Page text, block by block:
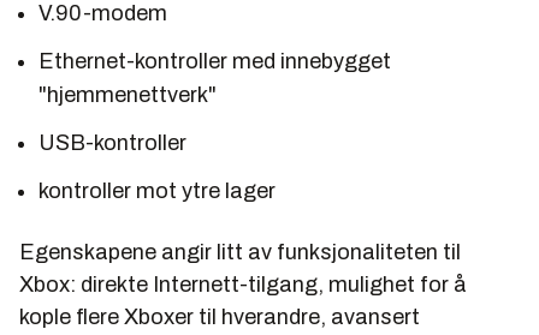
V.90-modem
Ethernet-kontroller med innebygget
"hjemmenettverk"
USB-kontroller
kontroller mot ytre lager
Egenskapene angir litt av funksjonaliteten til
Xbox: direkte Internett-tilgang, mulighet for å
kople flere Xboxer til hverandre, avansert